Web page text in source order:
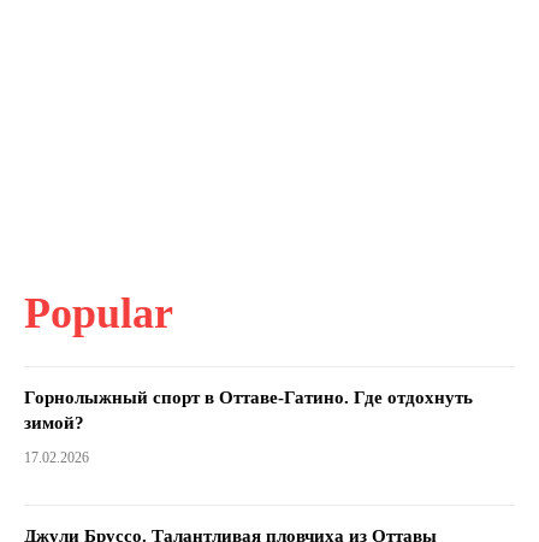
Popular
Горнолыжный спорт в Оттаве-Гатино. Где отдохнуть
зимой?
17.02.2026
Джули Бруссо. Талантливая пловчиха из Оттавы